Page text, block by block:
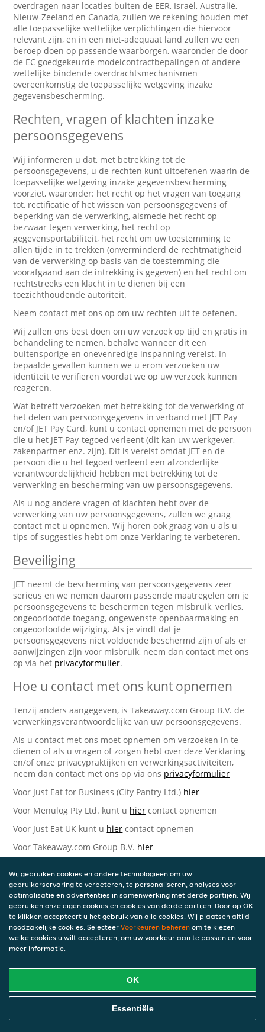
overdragen naar locaties buiten de EER, Israël, Australië,
Nieuw-Zeeland en Canada, zullen we rekening houden met
alle toepasselijke wettelijke verplichtingen die hiervoor
relevant zijn, en in een niet-adequaat land zullen we een
beroep doen op passende waarborgen, waaronder de door
de EC goedgekeurde modelcontractbepalingen of andere
wettelijke bindende overdrachtsmechanismen
overeenkomstig de toepasselijke wetgeving inzake
gegevensbescherming.
Rechten, vragen of klachten inzake
persoonsgegevens
Wij informeren u dat, met betrekking tot de
persoonsgegevens, u de rechten kunt uitoefenen waarin de
toepasselijke wetgeving inzake gegevensbescherming
voorziet, waaronder: het recht op het vragen van toegang
tot, rectificatie of het wissen van persoonsgegevens of
beperking van de verwerking, alsmede het recht op
bezwaar tegen verwerking, het recht op
gegevensportabiliteit, het recht om uw toestemming te
allen tijde in te trekken (onverminderd de rechtmatigheid
van de verwerking op basis van de toestemming die
voorafgaand aan de intrekking is gegeven) en het recht om
rechtstreeks een klacht in te dienen bij een
toezichthoudende autoriteit.
Neem contact met ons op om uw rechten uit te oefenen.
Wij zullen ons best doen om uw verzoek op tijd en gratis in
behandeling te nemen, behalve wanneer dit een
buitensporige en onevenredige inspanning vereist. In
bepaalde gevallen kunnen we u erom verzoeken uw
identiteit te verifiëren voordat we op uw verzoek kunnen
reageren.
Wat betreft verzoeken met betrekking tot de verwerking of
het delen van persoonsgegevens in verband met JET Pay
en/of JET Pay Card, kunt u contact opnemen met de persoon
die u het JET Pay-tegoed verleent (dit kan uw werkgever,
zakenpartner enz. zijn). Dit is vereist omdat JET en de
persoon die u het tegoed verleent een afzonderlijke
verantwoordelijkheid hebben met betrekking tot de
verwerking en bescherming van uw persoonsgegevens.
Als u nog andere vragen of klachten hebt over de
verwerking van uw persoonsgegevens, zullen we graag
contact met u opnemen. Wij horen ook graag van u als u
tips of suggesties hebt om onze Verklaring te verbeteren.
Beveiliging
JET neemt de bescherming van persoonsgegevens zeer
serieus en we nemen daarom passende maatregelen om je
persoonsgegevens te beschermen tegen misbruik, verlies,
ongeoorloofde toegang, ongewenste openbaarmaking en
ongeoorloofde wijziging. Als je vindt dat je
persoonsgegevens niet voldoende beschermd zijn of als er
aanwijzingen zijn voor misbruik, neem dan contact met ons
op via het privacyformulier.
Hoe u contact met ons kunt opnemen
Tenzij anders aangegeven, is Takeaway.com Group B.V. de
verwerkingsverantwoordelijke van uw persoonsgegevens.
Als u contact met ons moet opnemen om verzoeken in te
dienen of als u vragen of zorgen hebt over deze Verklaring
en/of onze privacypraktijken en verwerkingsactiviteiten,
neem dan contact met ons op via ons privacyformulier
Voor Just Eat for Business (City Pantry Ltd.) hier
Voor Menulog Pty Ltd. kunt u hier contact opnemen
Voor Just Eat UK kunt u hier contact opnemen
Voor Takeaway.com Group B.V. hier
Takeaway.com Group B.V.
Piet Heinkade 61
1019 GM Amsterdam
Nederland
Bijgewerkte versies van deze
Wij kunnen deze Verklaring van tijd tot tijd bijwerken als
reactie op veranderende juridische, technische of zakelijke
ontwikkelingen. Wanneer wij onze Privacyverklaring
bijwerken, zullen wij passende maatregelen nemen om u
Wij gebruiken cookies en andere technologieën om uw
gebruikerservaring te verbeteren, te personaliseren, analyses voor
optimalisatie en advertenties in samenwerking met derde partijen. Wij
gebruiken onze eigen cookies en cookies van derde partijen. Door op OK
te klikken accepteert u het gebruik van alle cookies. Wij plaatsen altijd
noodzakelijke cookies. Selecteer Voorkeuren beheren om te kiezen
welke cookies u wilt accepteren, om uw voorkeur aan te passen en voor
meer informatie.
OK
Essentiële